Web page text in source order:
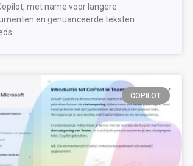
met name voor langere
en genuanceerde teksten.
COPILOT